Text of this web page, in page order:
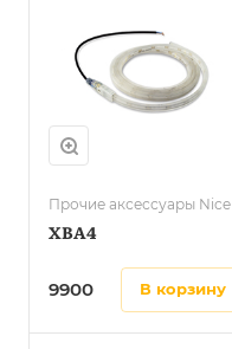
Прочие аксессуары Nice
XBA4
9900 в корзину